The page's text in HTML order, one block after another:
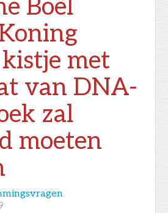
Boël
met
van DNA-
zal
moeten